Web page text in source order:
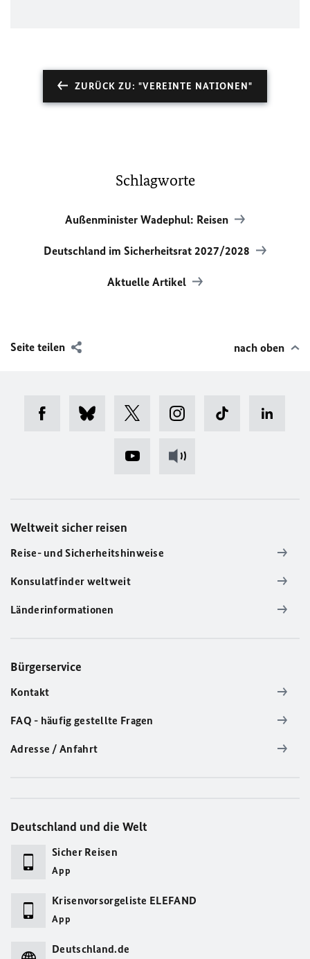
ZURÜCK ZU: "VEREINTE NATIONEN"
Schlagworte
Außenminister Wadephul: Reisen
Deutschland im Sicherheitsrat 2027/2028
Aktuelle Artikel
Seite teilen nach oben
Weltweit sicher reisen
Reise- und Sicherheitshinweise
Konsulatfinder weltweit
Länderinformationen
Bürgerservice
Kontakt
FAQ - häufig gestellte Fragen
Adresse / Anfahrt
Deutschland und die Welt
Sicher Reisen
App
Krisenvorsorgeliste ELEFAND
App
Deutschland.de